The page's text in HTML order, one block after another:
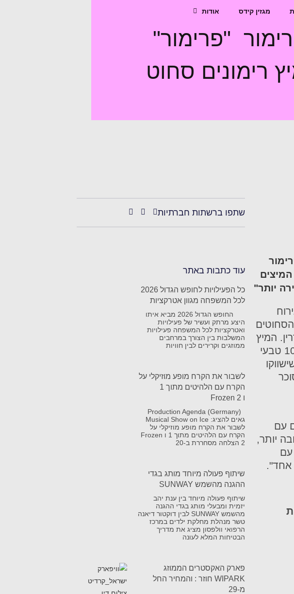
מגזין קידס אודות
"פרימור"
רימונים סחוט
של פרימור
יותר"
המיץ
משווק בבקבוק 1 ליטר והוא חלק מסדרת המיצים הסחוטים 100% טבעי
עם
יותר,
עם
אחד".
שתפו ברשתות חברתיות
עוד כתבות באתר
כל הפעילויות לחופש הגדול 2026
לכל המשפחה מגוון אטרקציות
החופש הגדול 2026 מביא איתו
היצע מרתק ועשיר של פעילויות
ואטרקציות לכל המשפחה פעילויות
המשלבות בין הצורך במרחבים
ממוזגים וקרירים לבין חוויות
לשבור את הקרח מופע מוזיקלי על
הקרח עם הלהיטים מתוך 1
ו Frozen 2
Production Agenda (Germany)
גאים להציג: Musical Show on Ice
לשבור את הקרח מופע מוזיקלי על
הקרח עם הלהיטים מתוך 1 ו Frozen
2 הצלחה מסחררת ב-20
שיתוף פעולה מיוחד מותג בגדי
ההגנה מהשמש SUNWAY
שיתוף פעולה מיוחד בין ענת יהב
יזמית ומבעלי מותג בגדי ההגנה
מהשמש SUNWAY לבין דוקטור דיאנה
טשר מנהלת מחלקת ילדים במרכז
הרפואי וולפסון מציג את מדריך
הבטיחות המלא לעונה
פארק האקסטרים הממוזג
WIPARK חוזר : והמחיר החל
מ-29